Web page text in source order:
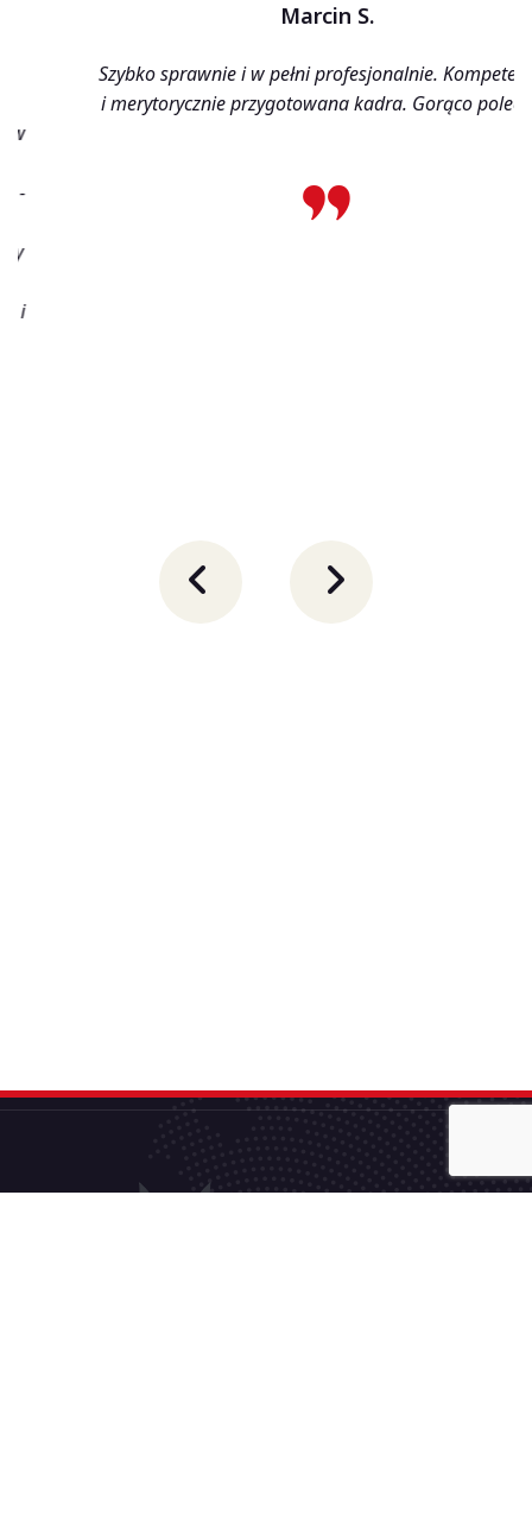
Marcin S.
Szybko sprawnie i w pełni profesjonalnie. Kompetentna
i merytorycznie przygotowana kadra. Gorąco polecam.